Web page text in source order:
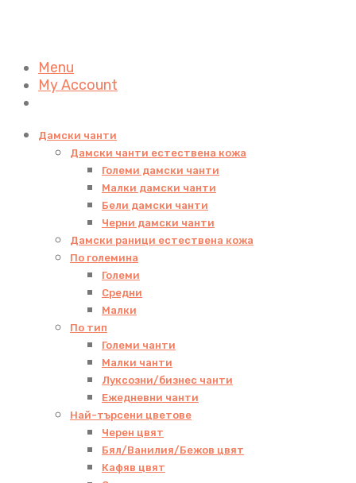
Menu
My Account
Дамски чанти
Дамски чанти естествена кожа
Големи дамски чанти
Малки дамски чанти
Бели дамски чанти
Черни дамски чанти
Дамски раници естествена кожа
По големина
Големи
Средни
Малки
По тип
Големи чанти
Малки чанти
Луксозни/бизнес чанти
Ежедневни чанти
Най-търсени цветове
Черен цвят
Бял/Ванилия/Бежов цвят
Кафяв цвят